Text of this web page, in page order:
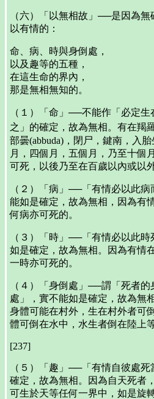
（六）「以無相故」──是因為
以有情的：
命、病、時與身倒處，
以及趣等的五種，
在這生命的界內，
那是無相無知的。
（１）「命」──不能作「必定
之」的確定，故為無相。有在羯
部曇(abbuda)，閉尸，鍵南，入
月，四個月，五個月，乃至十個
可死，以後乃至在百歲以內或以
（２）「病」──「有情必以此
能如是確定，故為無相，因為有
何病亦可死的。
（３）「時」──「有情必以此
如是確定，故為無相。因為有情
一時亦可死的。
（４）「身倒處」──謂「死者
處」，實不能如是確定，故為無
身體可能在村外，生在村外者可
體可倒在水中，水生者倒在陸上
[237]
（５）「趣」──「有情自彼處
確定，故為無相。因為自天死者
可生於天等任何一界中，如是旋